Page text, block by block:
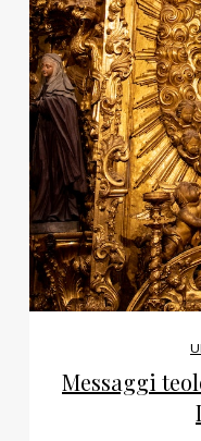
Messaggi